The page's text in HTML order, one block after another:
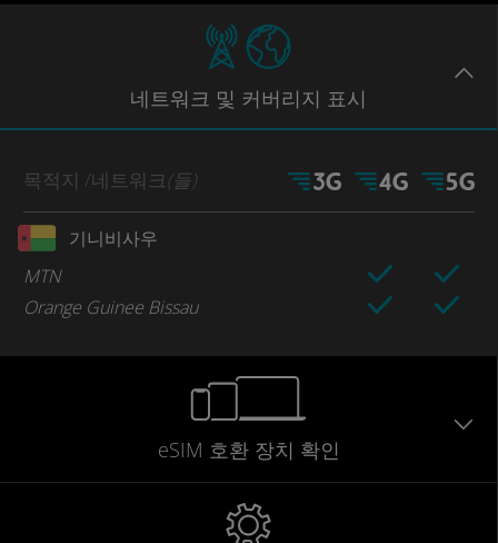
네트워크 및 커버리지 표시
목적지 /네트워크(들)
기니비사우
MTN
Orange Guinee Bissau
eSIM 호환 장치 확인